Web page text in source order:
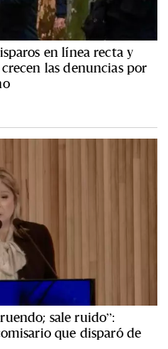
en línea recta y
las denuncias por
sale ruido”:
que disparó de